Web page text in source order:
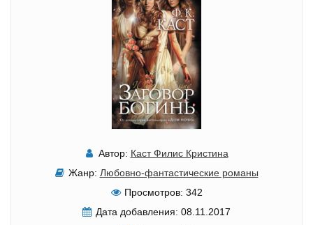
Автор: Каст Филис Кристина
Жанр: Любовно-фантастические романы
Просмотров: 342
Дата добавления: 08.11.2017